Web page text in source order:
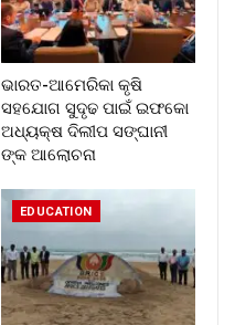
ଭାରତ-ଆମେରିକା କୃଷି
ସହଯୋଗ ସୁଦୃଢ ପାଇଁ ଇଫକୋ
ଅଧ୍ୟକ୍ଷ ଦିଲୀପ ସଙ୍ଘାନୀ
ଙ୍କ ଆଲୋଚନା
EDUCATION